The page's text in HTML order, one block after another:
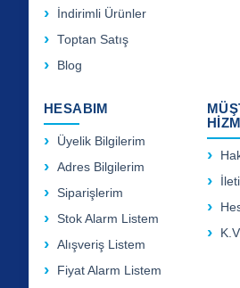
İndirimli Ürünler
Toptan Satış
Blog
HESABIM
Üyelik Bilgilerim
Adres Bilgilerim
Siparişlerim
Stok Alarm Listem
Alışveriş Listem
Fiyat Alarm Listem